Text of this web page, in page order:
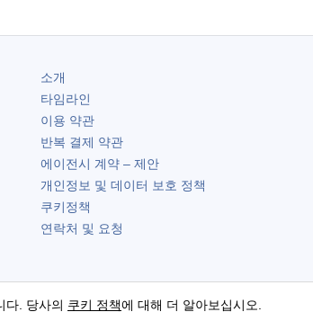
소개
타임라인
이용 약관
반복 결제 약관
에이전시 계약 – 제안
개인정보 및 데이터 보호 정책
쿠키정책
연락처 및 요청
다. 당사의 쿠키 정책에 대해 더 알아보십시오.